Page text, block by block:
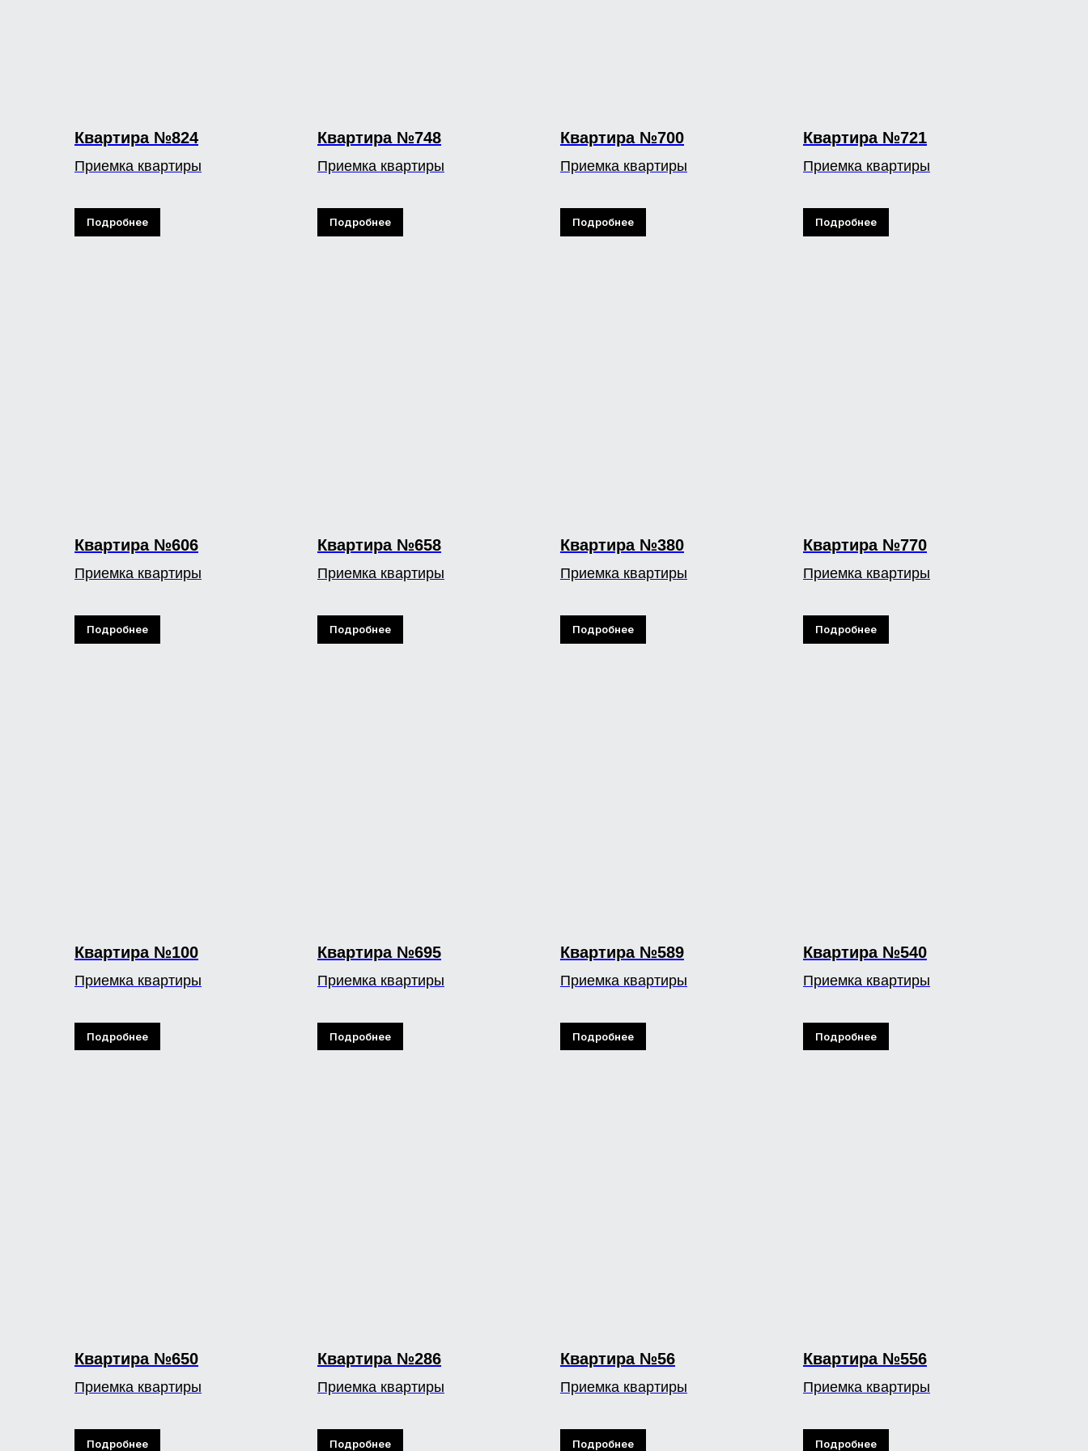
Квартира №824
Приемка квартиры
Подробнее
Квартира №748
Приемка квартиры
Подробнее
Квартира №700
Приемка квартиры
Подробнее
Квартира №721
Приемка квартиры
Подробнее
Квартира №606
Приемка квартиры
Подробнее
Квартира №658
Приемка квартиры
Подробнее
Квартира №380
Приемка квартиры
Подробнее
Квартира №770
Приемка квартиры
Подробнее
Квартира №100
Приемка квартиры
Подробнее
Квартира №695
Приемка квартиры
Подробнее
Квартира №589
Приемка квартиры
Подробнее
Квартира №540
Приемка квартиры
Подробнее
Квартира №650
Приемка квартиры
Подробнее
Квартира №286
Приемка квартиры
Подробнее
Квартира №56
Приемка квартиры
Подробнее
Квартира №556
Приемка квартиры
Подробнее